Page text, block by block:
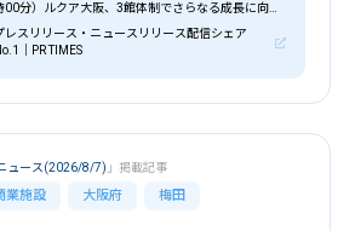
00分）ルクア大阪、3館体制でさらなる成長に向け
ア/ルクア イーレをリニューアル
レスリリース・ニュースリリース配信シェア
｜PR TIMES
業施設 大阪府 梅田
ュース(2026/8/7) 」掲載記事